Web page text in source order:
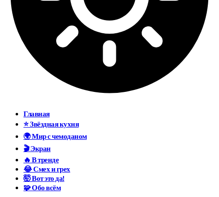
Главная
⭐ Звёздная кухня
🌍 Мир с чемоданом
🎬 Экран
🔥 В тренде
😂 Смех и грех
🤯 Вот это да!
🧩 Обо всём